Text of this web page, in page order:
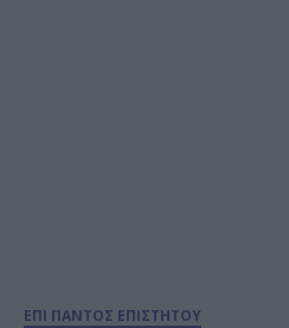
ΕΠΙ ΠΑΝΤΟΣ ΕΠΙΣΤΗΤΟΥ